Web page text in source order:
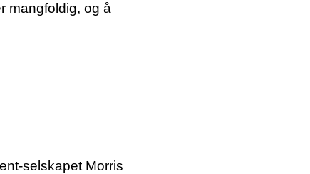
mangfoldig, og å
selskapet Morris